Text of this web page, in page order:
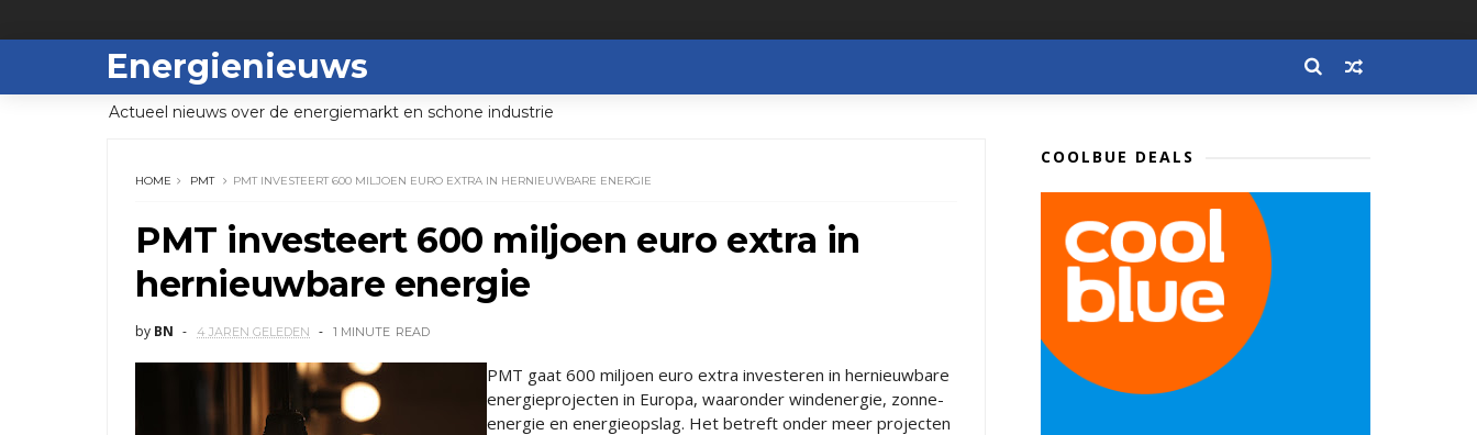
Energienieuws
Actueel nieuws over de energiemarkt en schone industrie
HOME PMT PMT INVESTEERT 600 MILJOEN EURO EXTRA IN HERNIEUWBARE ENERGIE
PMT investeert 600 miljoen euro extra in
hernieuwbare energie
by BN 4 JAREN GELEDEN 1 MINUTE READ
PMT gaat 600 miljoen euro extra investeren in hernieuwbare
energieprojecten in Europa, waaronder windenergie, zonne-
energie en energieopslag. Het betreft onder meer projecten
COOLBUE DEALS